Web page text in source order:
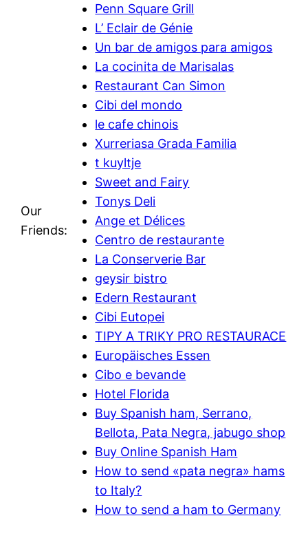
Our
Friends:
Penn Square Grill
L’ Eclair de Génie
Un bar de amigos para amigos
La cocinita de Marisalas
Restaurant Can Simon
Cibi del mondo
le cafe chinois
Xurreriasa Grada Familia
t kuyltje
Sweet and Fairy
Tonys Deli
Ange et Délices
Centro de restaurante
La Conserverie Bar
geysir bistro
Edern Restaurant
Cibi Eutopei
TIPY A TRIKY PRO RESTAURACE
Europäisches Essen
Cibo e bevande
Hotel Florida
Buy Spanish ham, Serrano,
Bellota, Pata Negra, jabugo shop
Buy Online Spanish Ham
How to send «pata negra» hams
to Italy?
How to send a ham to Germany